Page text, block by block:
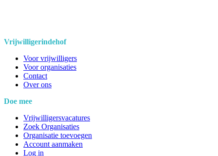
Vrijwilligerindehof
Voor vrijwilligers
Voor organisaties
Contact
Over ons
Doe mee
Vrijwilligersvacatures
Zoek Organisaties
Organisatie toevoegen
Account aanmaken
Log in